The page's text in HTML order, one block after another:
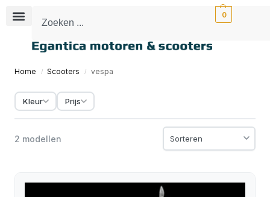
0
Home / Scooters / vespa
Kleur Prijs
2 modellen